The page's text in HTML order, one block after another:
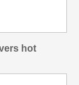
hot